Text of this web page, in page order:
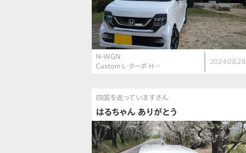
N-WGN
Custom L・ターボ H…
2024.08.28
四国を走っていますさん
はるちゃん ありがとう